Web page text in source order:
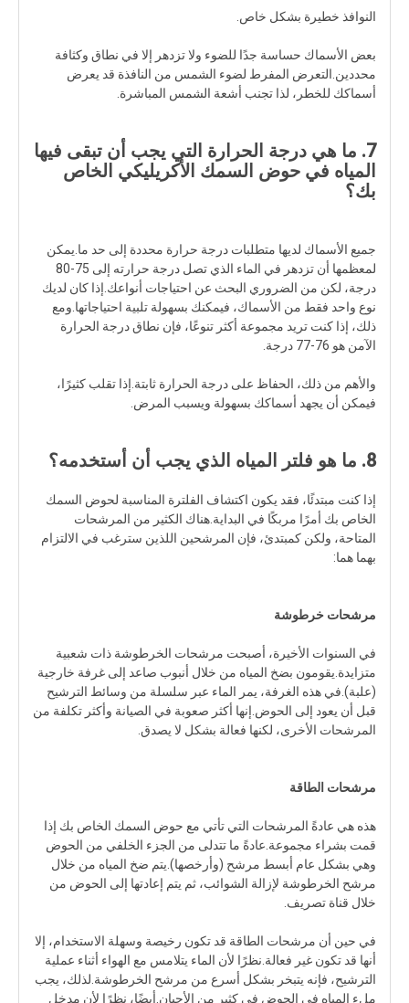
النوافذ خطيرة بشكل خاص.
بعض الأسماك حساسة جدًا للضوء ولا تزدهر إلا في نطاق وكثافة
محددين.التعرض المفرط لضوء الشمس من النافذة قد يعرض
أسماكك للخطر، لذا تجنب أشعة الشمس المباشرة.
7. ما هي درجة الحرارة التي يجب أن تبقى فيها
المياه في حوض السمك الأكريليكي الخاص
بك؟
جميع الأسماك لديها متطلبات درجة حرارة محددة إلى حد ما.يمكن
لمعظمها أن تزدهر في الماء الذي تصل درجة حرارته إلى 75-80
درجة، لكن من الضروري البحث عن احتياجات أنواعك.إذا كان لديك
نوع واحد فقط من الأسماك، فيمكنك بسهولة تلبية احتياجاتها.ومع
ذلك، إذا كنت تريد مجموعة أكثر تنوعًا، فإن نطاق درجة الحرارة
الآمن هو 76-77 درجة.
والأهم من ذلك، الحفاظ على درجة الحرارة ثابتة.إذا تقلب كثيرًا،
فيمكن أن يجهد أسماكك بسهولة ويسبب المرض.
8. ما هو فلتر المياه الذي يجب أن أستخدمه؟
إذا كنت مبتدئًا، فقد يكون اكتشاف الفلترة المناسبة لحوض السمك
الخاص بك أمرًا مربكًا في البداية.هناك الكثير من المرشحات
المتاحة، ولكن كمبتدئ، فإن المرشحين اللذين سترغب في الالتزام
بهما هما:
مرشحات خرطوشة
في السنوات الأخيرة، أصبحت مرشحات الخرطوشة ذات شعبية
متزايدة.يقومون بضخ المياه من خلال أنبوب صاعد إلى غرفة خارجية
(علبة).في هذه الغرفة، يمر الماء عبر سلسلة من وسائط الترشيح
قبل أن يعود إلى الحوض.إنها أكثر صعوبة في الصيانة وأكثر تكلفة من
المرشحات الأخرى، لكنها فعالة بشكل لا يصدق.
مرشحات الطاقة
هذه هي عادةً المرشحات التي تأتي مع حوض السمك الخاص بك إذا
قمت بشراء مجموعة.عادةً ما تتدلى من الجزء الخلفي من الحوض
وهي بشكل عام أبسط مرشح (وأرخصها).يتم ضخ المياه من خلال
مرشح الخرطوشة لإزالة الشوائب، ثم يتم إعادتها إلى الحوض من
خلال قناة تصريف.
في حين أن مرشحات الطاقة قد تكون رخيصة وسهلة الاستخدام، إلا
أنها قد تكون غير فعالة.نظرًا لأن الماء يتلامس مع الهواء أثناء عملية
الترشيح، فإنه يتبخر بشكل أسرع من مرشح الخرطوشة.لذلك، يجب
ملء المياه في الحوض في كثير من الأحيان.أيضًا، نظرًا لأن مدخل